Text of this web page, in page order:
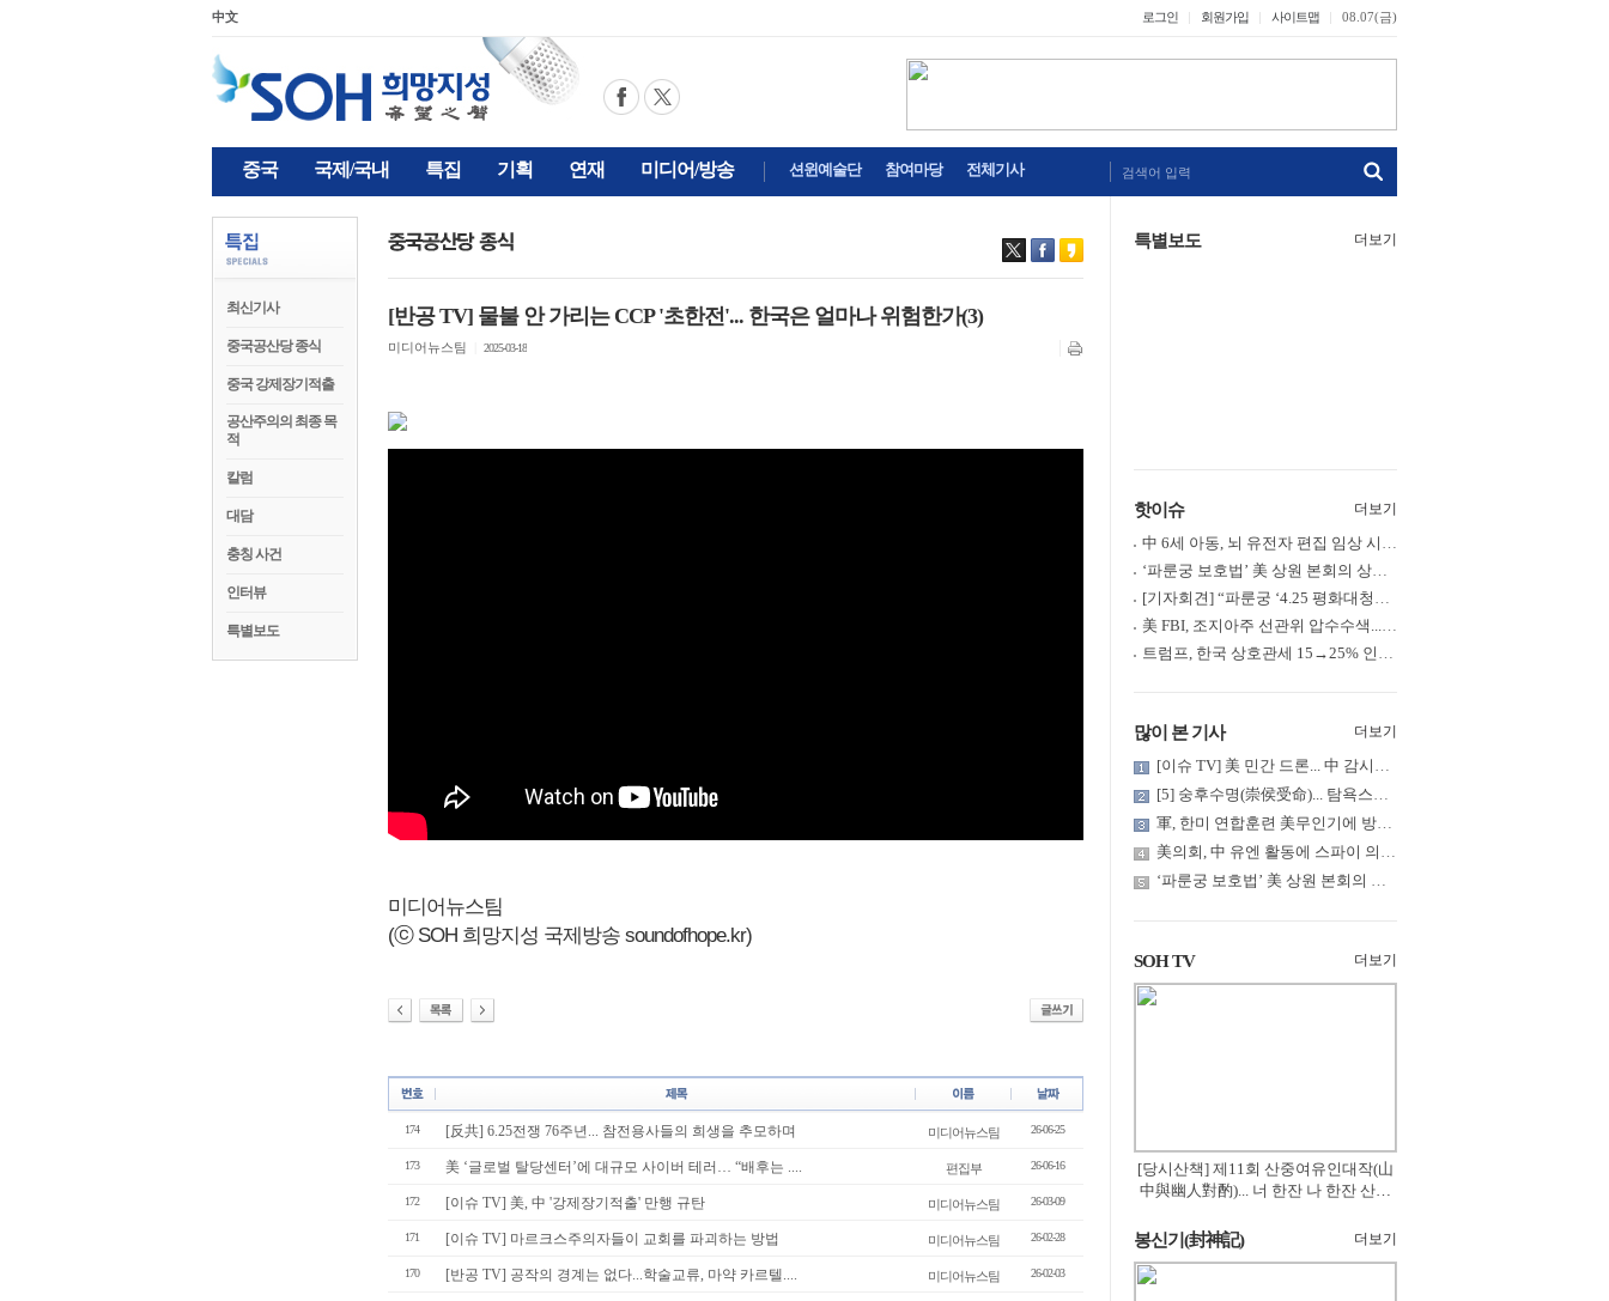
中文 로그인 회원가입 사이트맵 08.07(금)
중국 국제/국내 특집 기획 연재 미디어/방송 션윈예술단 참여마당 전체기사 검색어 입력
최신기사
중국공산당 종식
중국 강제장기적출
공산주의의 최종 목
적
칼럼
대담
충칭 사건
인터뷰
특별보도
[반공 TV] 물불 안 가리는 CCP '초한전'... 한국은 얼마나 위험한가(3)
미디어뉴스팀 2025-03-18
미디어뉴스팀
(ⓒ SOH 희망지성 국제방송 soundofhope.kr)
174 [反共] 6.25전쟁 76주년... 참전용사들의 희생을 추모하며 미디어뉴스팀 26-06-25
173 美 ‘글로벌 탈당센터’에 대규모 사이버 테러… “배후는 .... 편집부 26-06-16
172 [이슈 TV] 美, 中 '강제장기적출' 만행 규탄 미디어뉴스팀 26-03-09
171 [이슈 TV] 마르크스주의자들이 교회를 파괴하는 방법 미디어뉴스팀 26-02-28
170 [반공 TV] 공작의 경계는 없다...학술교류, 마약 카르텔.... 미디어뉴스팀 26-02-03
특별보도 더보기
핫이슈 더보기
中 6세 아동, 뇌 유전자 편집 임상 시험 중 사망... 의료진 1년간 ....
‘파룬궁 보호법’ 美 상원 본회의 상정... 최종 입법 ‘초읽기’
[기자회견] “파룬궁 ‘4.25 평화대청원’ 기념 & 중공의 션윈 공연 .....
美 FBI, 조지아주 선관위 압수수색... 트럼프 “부정선거 증거 확보....
트럼프, 한국 상호관세 15→25% 인상... “韓 국회 무력합의 미비준”....
많이 본 기사 더보기
[이슈 TV] 美 민간 드론... 中 감시망 뚫고 군함 근접 촬영
[5] 숭후수명(崇侯受命)... 탐욕스러운 북백후, 정벌의 기치를 올.....
軍, 한미 연합훈련 美무인기에 방공태세 발령... 왜?
美의회, 中 유엔 활동에 스파이 의혹 제기
‘파룬궁 보호법’ 美 상원 본회의 상정... 최종 입법 ‘초읽기’
SOH TV 더보기
[당시산책] 제11회 산중여유인대작(山
中與幽人對酌)... 너 한잔 나 한잔 산의
봉신기(封神記) 더보기